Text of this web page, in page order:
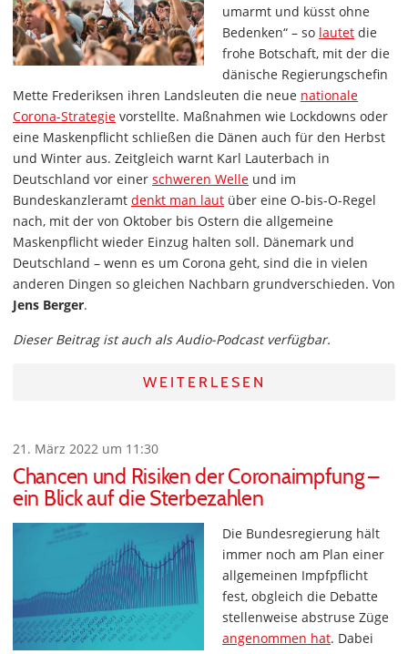
umarmt und küsst ohne
Bedenken“ – so lautet die
frohe Botschaft, mit der die
dänische Regierungschefin
Mette Frederiksen ihren Landsleuten die neue nationale
Corona-Strategie vorstellte. Maßnahmen wie Lockdowns oder
eine Maskenpflicht schließen die Dänen auch für den Herbst
und Winter aus. Zeitgleich warnt Karl Lauterbach in
Deutschland vor einer schweren Welle und im
Bundeskanzleramt denkt man laut über eine O-bis-O-Regel
nach, mit der von Oktober bis Ostern die allgemeine
Maskenpflicht wieder Einzug halten soll. Dänemark und
Deutschland – wenn es um Corona geht, sind die in vielen
anderen Dingen so gleichen Nachbarn grundverschieden. Von
Jens Berger.
Dieser Beitrag ist auch als Audio-Podcast verfügbar.
WEITERLESEN
21. März 2022 um 11:30
Chancen und Risiken der Coronaimpfung –
ein Blick auf die Sterbezahlen
Die Bundesregierung hält
immer noch am Plan einer
allgemeinen Impfpflicht
fest, obgleich die Debatte
stellenweise abstruse Züge
angenommen hat. Dabei